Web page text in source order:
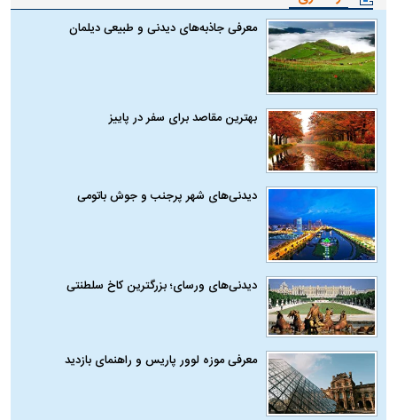
معرفی جاذبه‌های دیدنی و طبیعی دیلمان
بهترین مقاصد برای سفر در پاییز
دیدنی‌های شهر پرجنب و جوش باتومی
دیدنی‌های ورسای؛ بزرگترین کاخ سلطنتی
معرفی موزه لوور پاریس و راهنمای بازدید